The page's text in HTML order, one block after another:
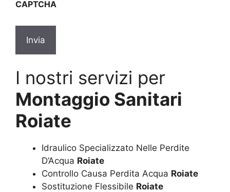
privacy
CAPTCHA
I nostri servizi per
Montaggio Sanitari
Roiate
Idraulico Specializzato Nelle Perdite
D’Acqua Roiate
Controllo Causa Perdita Acqua Roiate
Sostituzione Flessibile Roiate